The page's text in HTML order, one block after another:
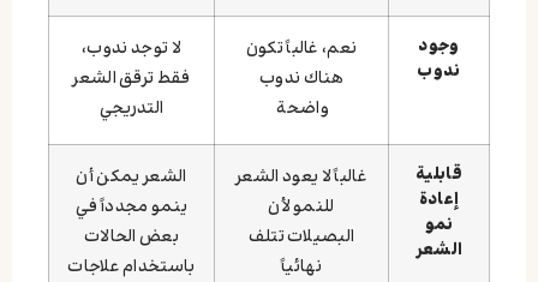
وجود
ندوب
نعم، غالباً تكون
هناك ندوب
واضحة
لا توجد ندوب،
فقط ترقق الشعر
التدريجي
قابلية
إعادة
نمو
الشعر
غالباً لا يعود الشعر
للنمو لأن
البصيلات تتلف
نهائياً
الشعر يمكن أن
ينمو مجدداً في
بعض الحالات
باستخدام علاجات